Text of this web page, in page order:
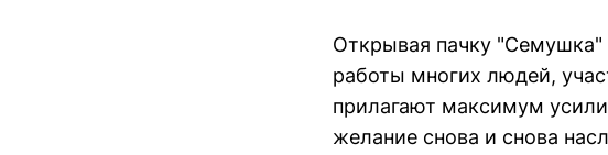
Открывая пачку "Семушка"
работы многих людей,
прилагают максимум
желание снова и снова